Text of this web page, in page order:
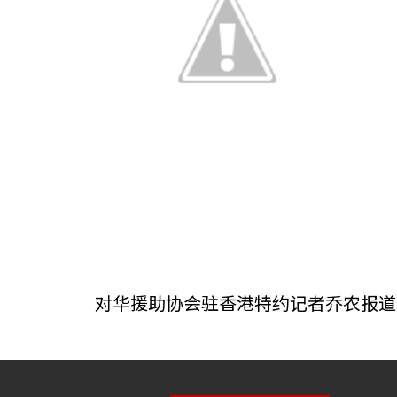
对华援助协会驻香港特约记者乔农报